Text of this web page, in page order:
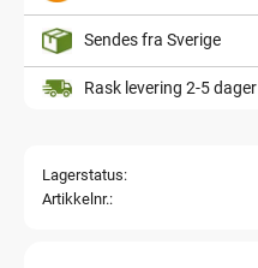
Sendes fra Sverige
Rask levering 2-5 dager
Lagerstatus
Artikkelnr.